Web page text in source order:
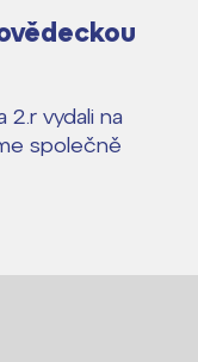
2.r vydali na
společně